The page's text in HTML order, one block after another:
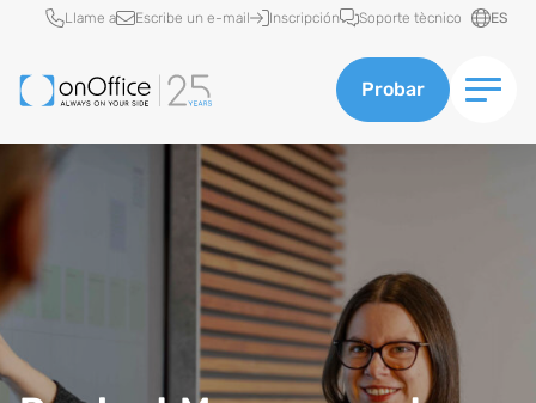
Acceso rápido
Llame a Escribe un e-mail Inscripción Soporte tècnico ES
Probar